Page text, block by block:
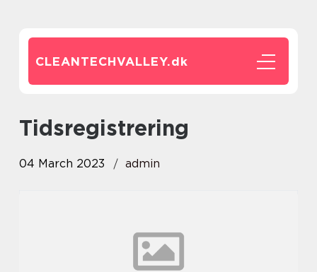
CLEANTECHVALLEY.dk
tidsregistrering
04 March 2023 admin